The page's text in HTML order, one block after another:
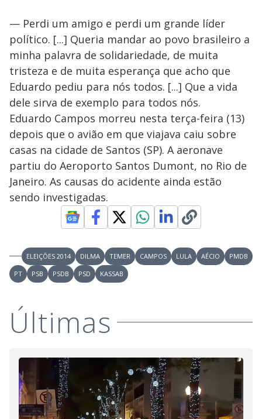
— Perdi um amigo e perdi um grande líder
político. [...] Queria mandar ao povo brasileiro a
minha palavra de solidariedade, de muita
tristeza e de muita esperança que acho que
Eduardo pediu para nós todos. [...] Que a vida
dele sirva de exemplo para todos nós.
Eduardo Campos morreu nesta terça-feira (13)
depois que o avião em que viajava caiu sobre
casas na cidade de Santos (SP). A aeronave
partiu do Aeroporto Santos Dumont, no Rio de
Janeiro. As causas do acidente ainda estão
sendo investigadas.
ELEIÇÕES 2014 DILMA TEMER CAMPOS LULA AÉCIO
PMDB
PT
PSB PSDB PSD KASSAB
Últimas